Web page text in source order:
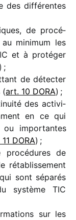
des diffé­rentes
de procé­
mini­mum les
et à proté­ger
) ;
de détec­ter
(art. 10 DORA) ;
des acti­vi­
en ce qui
impor­tantes
DORA) ;
procé­dures de
réta­blis­se­ment
sont sépa­rés
système TIC
sur les